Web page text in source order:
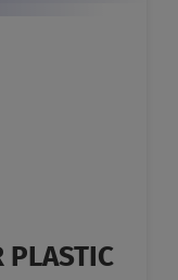
PLASTIC